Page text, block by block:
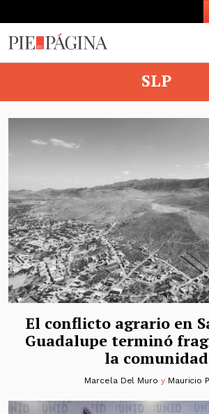
SLP
El conflicto agrario en
Guadalupe terminó
la comunidad
Marcela Del Muro y Mauricio